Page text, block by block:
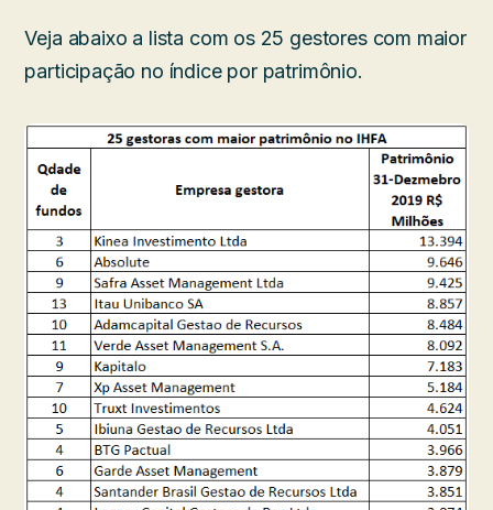
Veja abaixo a lista com os 25 gestores com maior
participação no índice por patrimônio.